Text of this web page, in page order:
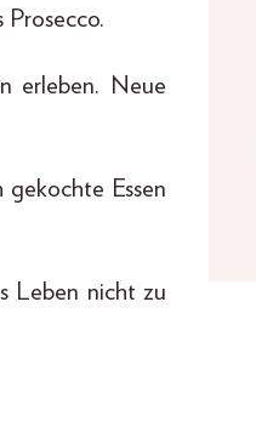
erleben. Neue
Essen
Leben nicht zu